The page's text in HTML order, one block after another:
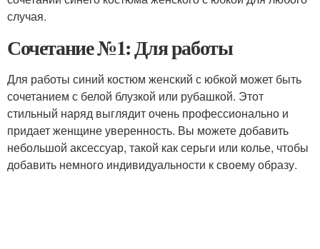
случая.
Сочетание №1: Для работы
Для работы синий костюм женский с юбкой может быть
сочетанием с белой блузкой или рубашкой. Этот
стильный наряд выглядит очень профессионально и
придает женщине уверенность. Вы можете добавить
небольшой аксессуар, такой как серьги или колье, чтобы
добавить немного индивидуальности к своему образу.